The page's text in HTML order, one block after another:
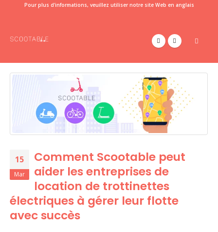
Pour plus d'informations, veuillez utiliser notre site Web en anglais
15
Mar
Comment Scootable peut
aider les entreprises de
location de trottinettes
électriques à gérer leur flotte
avec succès